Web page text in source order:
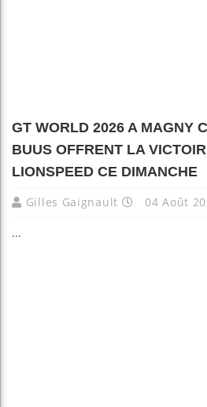
GT WORLD 2026 A MAGNY
BUUS OFFRENT LA
LIONSPEED CE DIMANCHE
Gilles Gaignault 04 Août
...